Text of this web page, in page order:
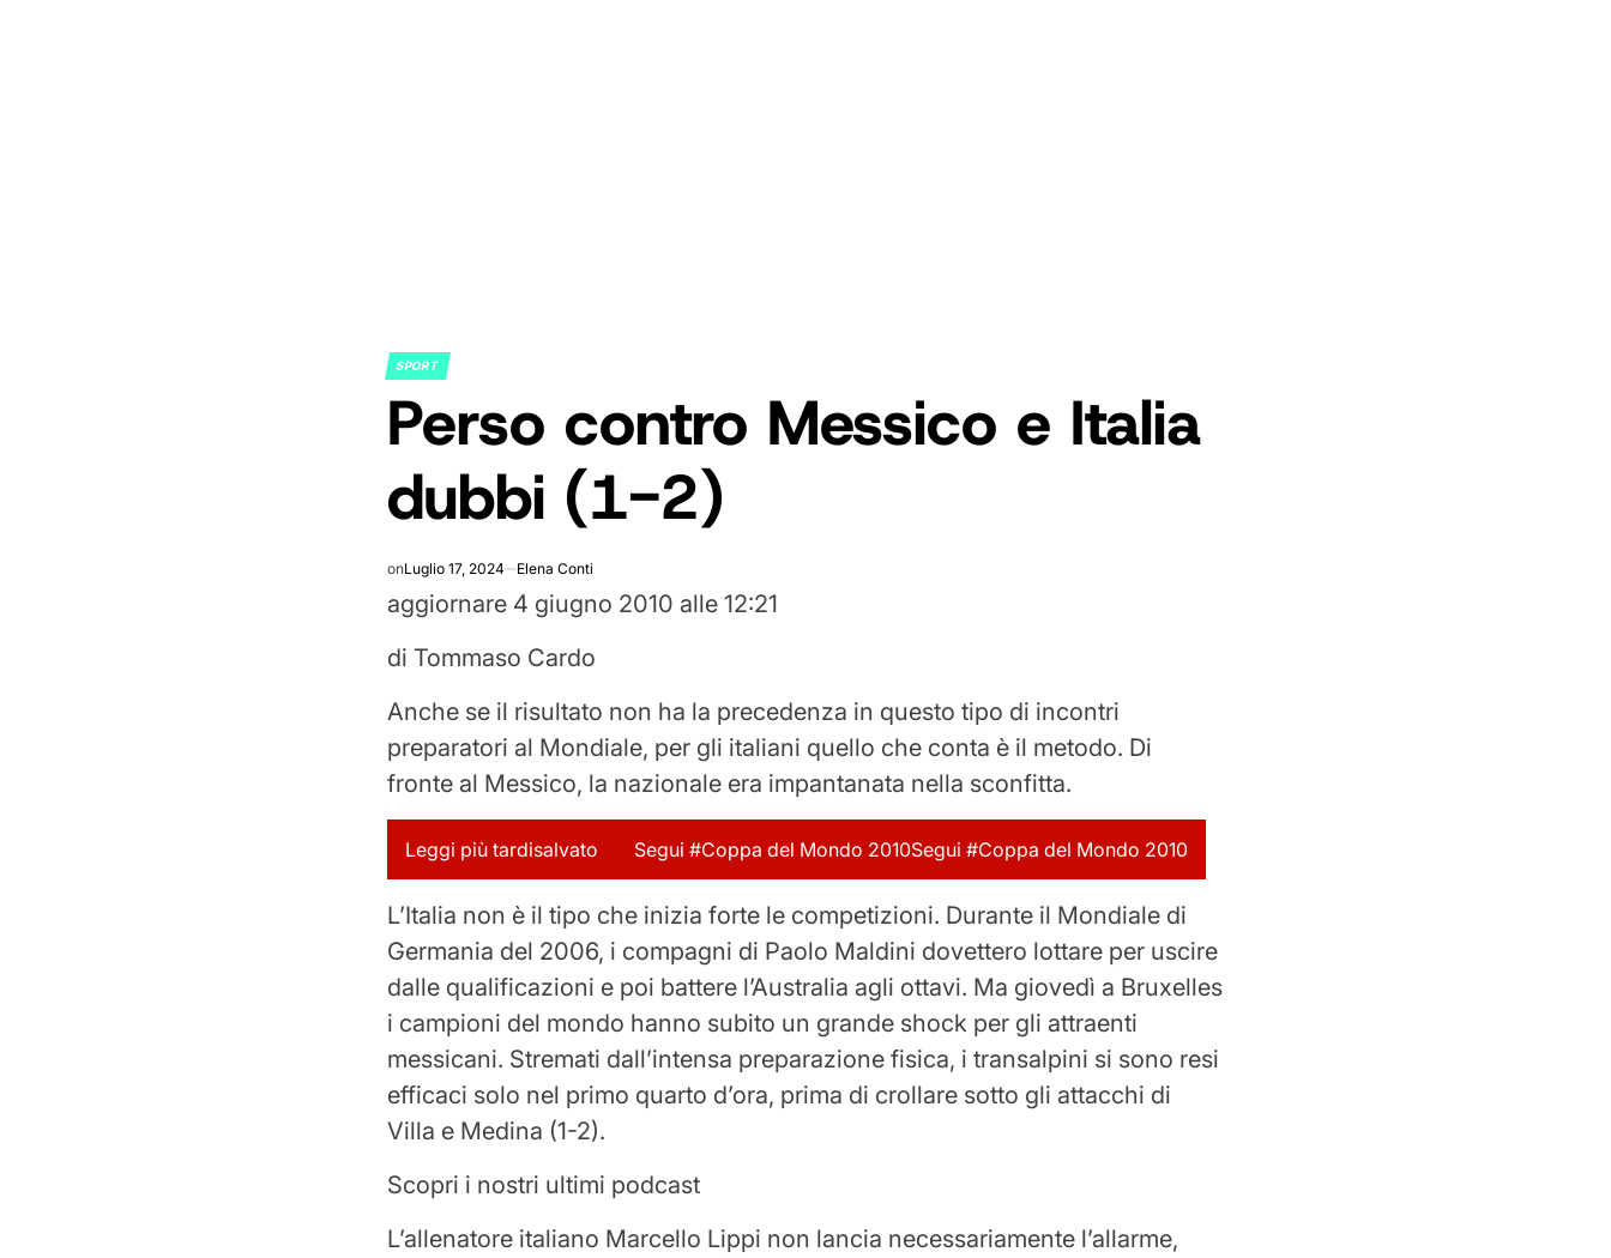
POSTED
SPORT
Perso contro Messico e Italia
dubbi (1-2)
onLuglio 17, 2024 Elena Conti
aggiornare 4 giugno 2010 alle 12:21
diTommaso Cardo
Anche se il risultato non ha la precedenza in questo tipo di incontri
preparatori al Mondiale, per gli italiani quello che conta è il metodo. Di
fronte al Messico, la nazionale era impantanata nella sconfitta.
Leggi più tardisalvato Segui #Coppa del Mondo 2010Segui #Coppa del Mondo 2010
L’Italia non è il tipo che inizia forte le competizioni. Durante il Mondiale di
Germania del 2006, i compagni di Paolo Maldini dovettero lottare per uscire
dalle qualificazioni e poi battere l’Australia agli ottavi. Ma giovedì a Bruxelles
i campioni del mondo hanno subito un grande shock per gli attraenti
messicani. Stremati dall’intensa preparazione fisica, i transalpini si sono resi
efficaci solo nel primo quarto d’ora, prima di crollare sotto gli attacchi di
Villa e Medina (1-2).
Scopri i nostri ultimi podcast
L’allenatore italiano Marcello Lippi non lancia necessariamente l’allarme,